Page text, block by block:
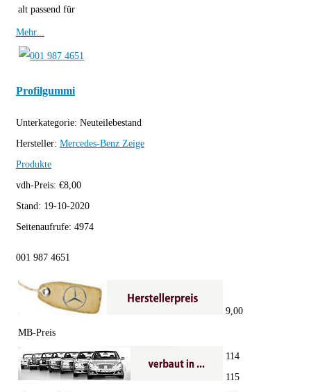
alt passend für
Mehr...
Profilgummi
Unterkategorie: Neuteilebestand
Hersteller: Mercedes-Benz Zeige
Produkte
vdh-Preis: €8,00
Stand: 19-10-2020
Seitenaufrufe: 4974
001 987 4651
MB-Preis
9,00
114
115